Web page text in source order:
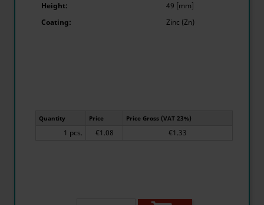
Height:
49 [mm]
Coating:
Zinc (Zn)
Quantity Price Price Gross (VAT 23%)
1 pcs. €1.08 €1.33